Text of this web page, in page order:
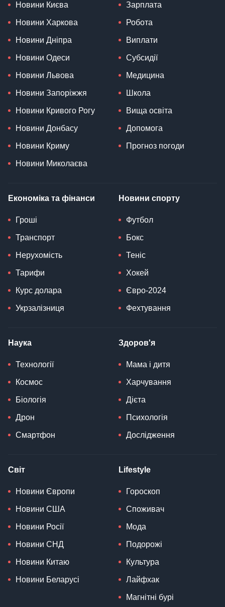
Новини Києва
Новини Харкова
Новини Дніпра
Новини Одеси
Новини Львова
Новини Запоріжжя
Новини Кривого Рогу
Новини Донбасу
Новини Криму
Новини Миколаєва
Зарплата
Робота
Виплати
Субсидії
Медицина
Школа
Вища освіта
Допомога
Прогноз погоди
Економіка та фінанси
Гроші
Транспорт
Нерухомість
Тарифи
Курс долара
Укрзалізниця
Новини спорту
Футбол
Бокс
Теніс
Хокей
Євро-2024
Фехтування
Наука
Технології
Космос
Біологія
Дрон
Смартфон
Здоров'я
Мама і дитя
Харчування
Дієта
Психологія
Дослідження
Світ
Новини Європи
Новини США
Новини Росії
Новини СНД
Новини Китаю
Новини Беларусі
Lifestyle
Гороскоп
Споживач
Мода
Подорожі
Культура
Лайфхак
Магнітні бурі